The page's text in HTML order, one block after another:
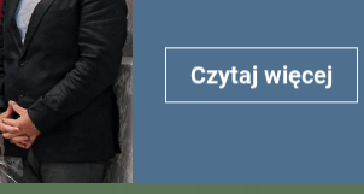
Czytaj więcej